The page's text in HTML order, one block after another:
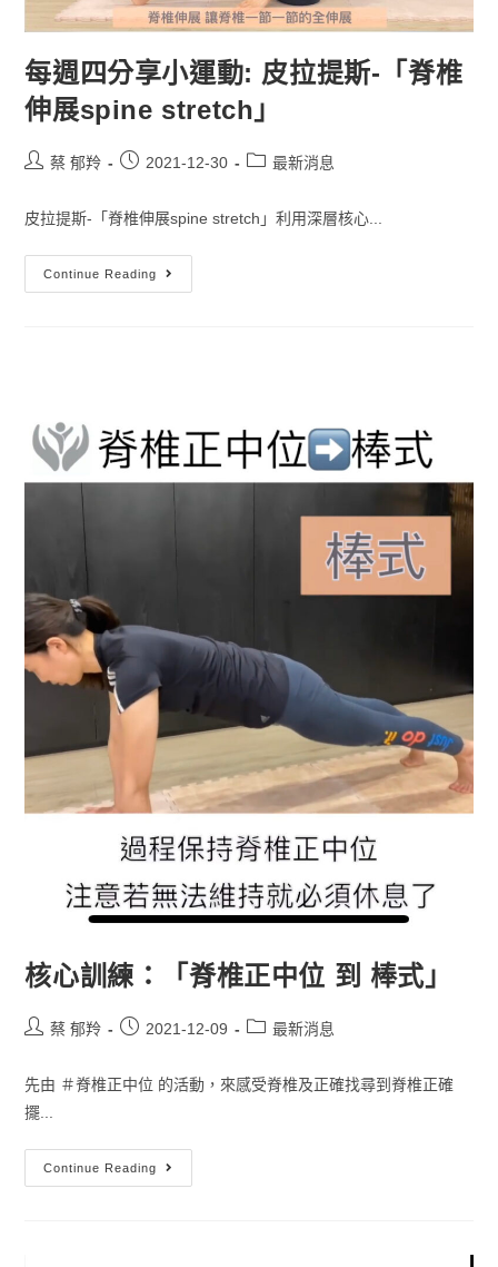
每週四分享小運動: 皮拉提斯-「脊椎
伸展spine stretch」
蔡 郁羚 2021-12-30 最新消息
皮拉提斯-「脊椎伸展spine stretch」利用深層核心...
Continue Reading
核心訓練：「脊椎正中位 到 棒式」
蔡 郁羚 2021-12-09 最新消息
先由 ＃脊椎正中位 的活動，來感受脊椎及正確找尋到脊椎正確
擺...
Continue Reading